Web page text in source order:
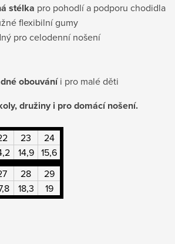
stélka pro pohodlí a podporu chodidla
flexibilní gumy
pro celodenní nošení
obouváníi pro malé děti
družiny i pro domácí nošení.
23
24
14,9 15,6
28
29
18,3 19